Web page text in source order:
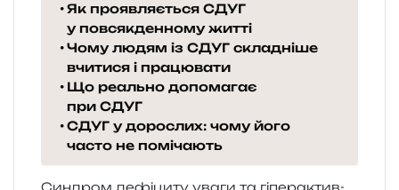
Як проявляється СДУГ
у повсякденному житті
Чому людям із СДУГ складніше
вчитися і працювати
Що реально допомагає
при СДУГ
СДУГ у дорослих: чому його
часто не помічають